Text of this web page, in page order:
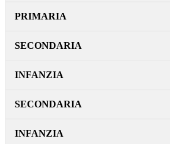
PRIMARIA
SECONDARIA
INFANZIA
SECONDARIA
INFANZIA